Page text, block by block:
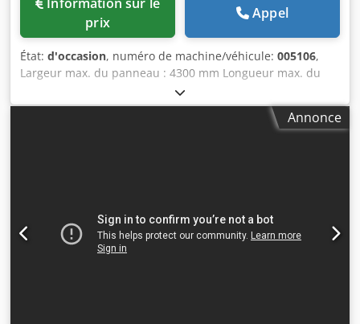
prix
Appel
État: d'occasion, numéro de machine/véhicule: 005106,
Largeur max. du panneau : 4300 mm Longueur max. du
panneau : 4250 mm Longueur max. de la lame de scie
principale : 95 mm Djdpfjyg Edmsx Ahmock
Annonce